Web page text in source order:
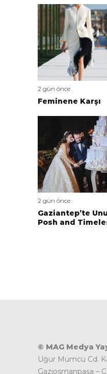
2 gün önce
Feminene Karşı
2 gün önce
Gaziantep’te
Posh and
© MAG Medya
Uğur Mumcu Cd.
Gaziosmanpaşa –